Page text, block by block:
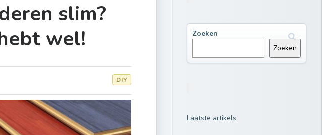
slim?
wel!
DIY
Zoeken
Zoeken
Laatste artikels